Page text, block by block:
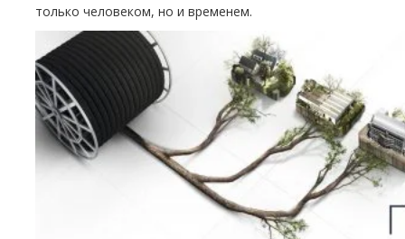
только человеком, но и временем.